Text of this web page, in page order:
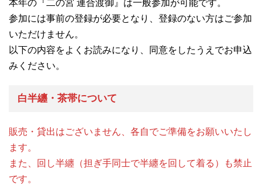
本年の『二の宮 連合渡御』は一般参加が可能です。
参加には事前の登録が必要となり、登録のない方はご参加
いただけません。
以下の内容をよくお読みになり、同意をしたうえでお申込
みください。
白半纏・茶帯について
販売・貸出はございません、各自でご準備をお願いいたし
ます。
また、回し半纏（担ぎ手同士で半纏を回して着る）も禁止
です。